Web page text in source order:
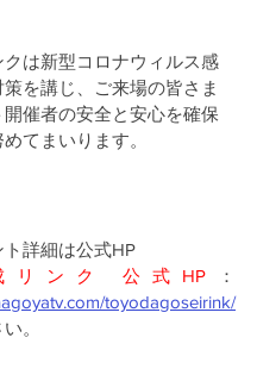
クは新型コロナウィルス感
を講じ、ご来場の皆さま
開催者の安全と安心を確保
てまいります。
詳細は公式HP
リンク 公式HP ：
toyodagoseirink/
。